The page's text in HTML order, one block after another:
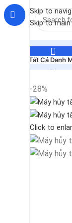
Skip to
Skip to
Tất Cả Danh
Trang chủ
-28%
Click to